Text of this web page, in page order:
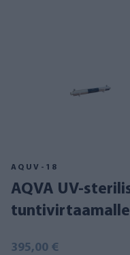
AQUV-18
AQVA UV-sterilisoija, alle 1300 litran
tuntivirtaamalle
395,00 €